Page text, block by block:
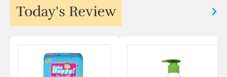
Today's Review